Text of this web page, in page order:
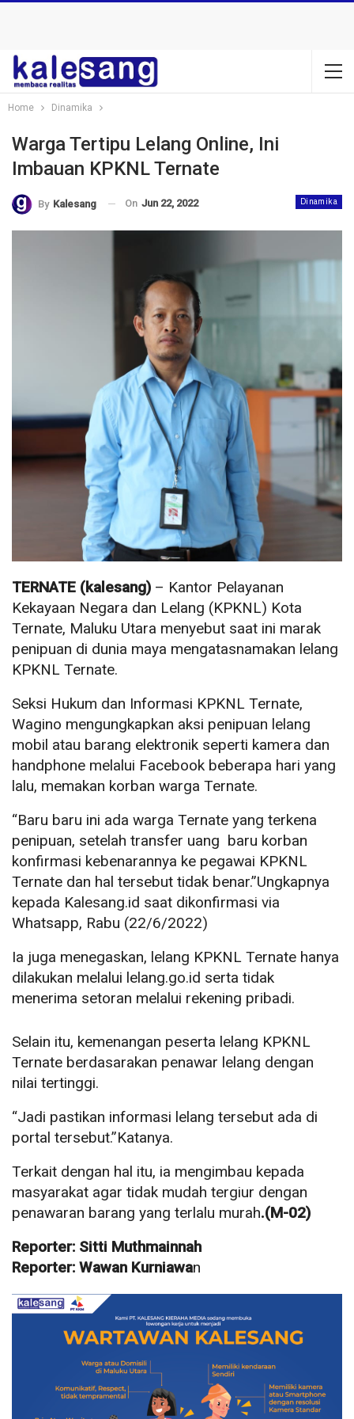
Home Dinamika
Warga Tertipu Lelang Online, Ini
Imbauan KPKNL Ternate
Dinamika
By Kalesang On Jun 22, 2022
TERNATE (kalesang) – Kantor Pelayanan
Kekayaan Negara dan Lelang (KPKNL) Kota
Ternate, Maluku Utara menyebut saat ini marak
penipuan di dunia maya mengatasnamakan lelang
KPKNL Ternate.
Seksi Hukum dan Informasi KPKNL Ternate,
Wagino mengungkapkan aksi penipuan lelang
mobil atau barang elektronik seperti kamera dan
handphone melalui Facebook beberapa hari yang
lalu, memakan korban warga Ternate.
“Baru baru ini ada warga Ternate yang terkena
penipuan, setelah transfer uang baru korban
konfirmasi kebenarannya ke pegawai KPKNL
Ternate dan hal tersebut tidak benar.”Ungkapnya
kepada Kalesang.id saat dikonfirmasi via
Whatsapp, Rabu (22/6/2022)
Ia juga menegaskan, lelang KPKNL Ternate hanya
dilakukan melalui lelang.go.id serta tidak
menerima setoran melalui rekening pribadi.
Selain itu, kemenangan peserta lelang KPKNL
Ternate berdasarakan penawar lelang dengan
nilai tertinggi.
“Jadi pastikan informasi lelang tersebut ada di
portal tersebut.”Katanya.
Terkait dengan hal itu, ia mengimbau kepada
masyarakat agar tidak mudah tergiur dengan
penawaran barang yang terlalu murah.(M-02)
Reporter: Sitti Muthmainnah
Reporter: Wawan Kurniawan